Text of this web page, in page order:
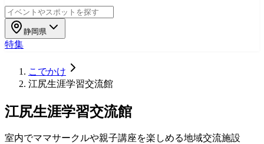
静岡県
特集
こでかけ
江尻生涯学習交流館
江尻生涯学習交流館
室内でママサークルや親子講座を楽しめる地域交流施設